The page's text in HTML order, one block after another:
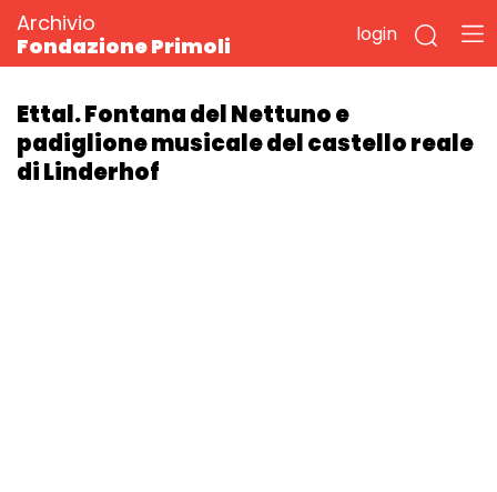
Archivio
Fondazione Primoli
login
Ettal. Fontana del Nettuno e
padiglione musicale del castello reale
di Linderhof